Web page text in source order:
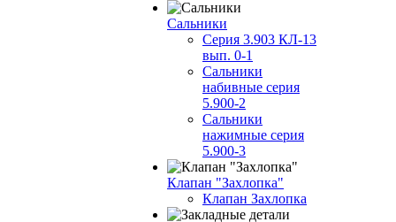
Сальники
Серия 3.903 КЛ-13
вып. 0-1
Сальники
набивные серия
5.900-2
Сальники
нажимные серия
5.900-3
Клапан "Захлопка"
Клапан Захлопка